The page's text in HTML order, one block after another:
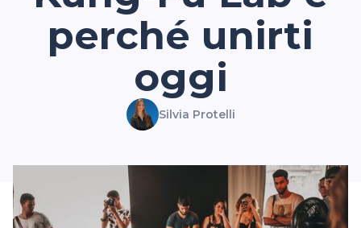
perché unirti
oggi
Silvia Protelli